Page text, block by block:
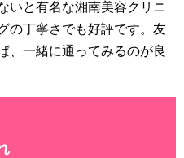
いと有名な湘南美容クリニ
の丁寧さでも好評です。友
、一緒に通ってみるのが良